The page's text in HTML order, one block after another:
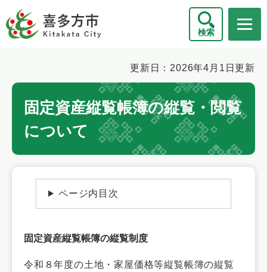
ー
ジ
検索
文
更新日：2026年4月1日更新
固定資産縦覧帳簿の縦覧・閲覧
について
ページ内目次
固定資産縦覧帳簿の縦覧制度
令和８年度の土地・家屋価格等縦覧帳簿の縦覧